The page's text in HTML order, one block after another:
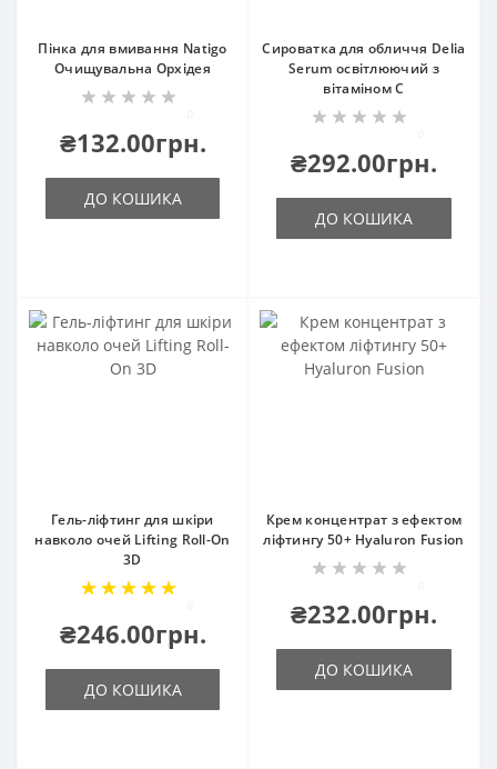
Пінка для вмивання Natigo
Очищувальна Орхідея
₴132.00грн.
ДО КОШИКА
Сироватка для обличчя Delia
Serum освітлюючий з
вітаміном С
₴292.00грн.
ДО КОШИКА
Гель-ліфтинг для шкіри
навколо очей Lifting Roll-On
3D
₴246.00грн.
ДО КОШИКА
Крем концентрат з ефектом
ліфтингу 50+ Hyaluron Fusion
₴232.00грн.
ДО КОШИКА